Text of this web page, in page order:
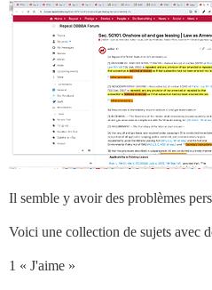
Il semble y avoir des problèmes
Voici une collection de sujets avec
1 « J'aime »